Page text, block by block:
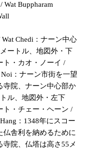
Wat Buppharam
Chedi：ナーン中心
ートル、地図外・下
ト・カオ・ノーイ /
Noi：ナーン市街を一望
寺院、ナーン中心部か
ル、地図外・左下
ト・チェー・ヘーン /
：1348年にスコー
仏舎利を納めるために
院、仏塔は高さ55メ